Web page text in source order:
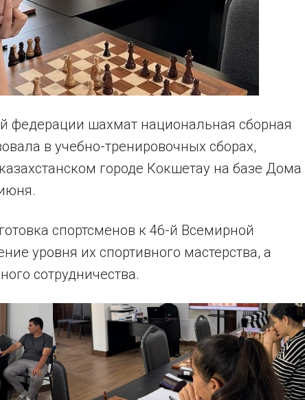
федерации шахмат национальная сборная
в учебно-тренировочных сборах,
городе Кокшетау на базе Дома
спортсменов к 46-й Всемирной
уровня их спортивного мастерства, а
сотрудничества.